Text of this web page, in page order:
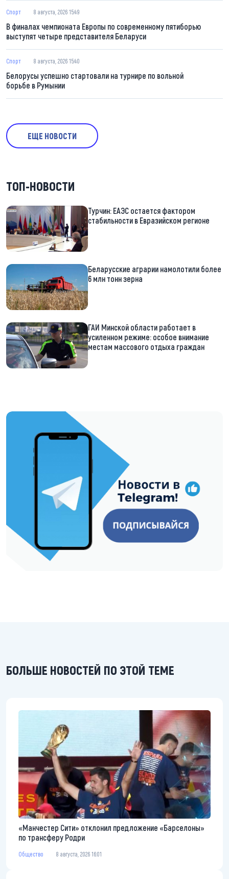
Спорт 8 августа, 2026 15:49
В финалах чемпионата Европы по современному пятиборью
выступят четыре представителя Беларуси
Спорт 8 августа, 2026 15:40
Белорусы успешно стартовали на турнире по вольной
борьбе в Румынии
ЕЩЕ НОВОСТИ
ТОП-НОВОСТИ
Турчин: ЕАЭС остается фактором
стабильности в Евразийском регионе
Беларусские аграрии намолотили более
6 млн тонн зерна
ГАИ Минской области работает в
усиленном режиме: особое внимание
местам массового отдыха граждан
https://t.me/minskctvby
БОЛЬШЕ НОВОСТЕЙ ПО ЭТОЙ ТЕМЕ
«Манчестер Сити» отклонил предложение «Барселоны»
по трансферу Родри
Общество 8 августа, 2026 16:01